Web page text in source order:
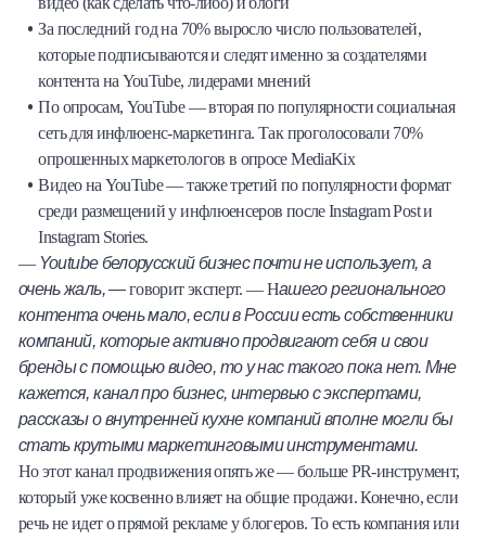
За последний год на 70% выросло число пользователей,
которые подписываются и следят именно за создателями
контента на YouTube, лидерами мнений
По опросам, YouTube — вторая по популярности социальная
сеть для инфлюенс-маркетинга. Так проголосовали 70%
опрошенных маркетологов в опросе MediaKix
Видео на YouTube — также третий по популярности формат
среди размещений у инфлюенсеров после Instagram Post и
Instagram Stories.
— Youtube белорусский бизнес почти не использует, а
очень жаль, —говорит эксперт. — Нашего регионального
контента очень мало, если в России есть собственники
компаний, которые активно продвигают себя и свои
бренды с помощью видео, то у нас такого пока нет. Мне
кажется, канал про бизнес, интервью с экспертами,
рассказы о внутренней кухне компаний вполне могли бы
стать крутыми маркетинговыми инструментами.
Но этот канал продвижения опять же — больше PR-инструмент,
который уже косвенно влияет на общие продажи. Конечно, если
речь не идет о прямой рекламе у блогеров. То есть компания или